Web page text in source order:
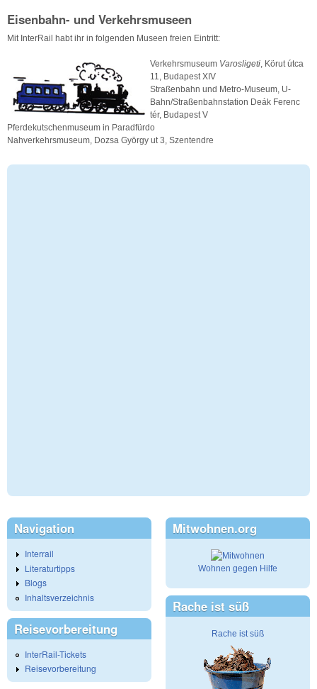
Eisenbahn- und Verkehrsmuseen
Mit InterRail habt ihr in folgenden Museen freien Eintritt:
Verkehrsmuseum Varosligeti, Körut útca
11, Budapest XIV
Straßenbahn und Metro-Museum, U-
Bahn/Straßenbahnstation Deák Ferenc
tér, Budapest V
Pferdekutschenmuseum in Paradfürdo
Nahverkehrsmuseum, Dozsa György ut 3, Szentendre
Navigation
Interrail
Literaturtipps
Blogs
Inhaltsverzeichnis
Reisevorbereitung
InterRail-Tickets
Reisevorbereitung
Mitwohnen.org
Wohnen gegen Hilfe
Rache ist süß
Rache ist süß